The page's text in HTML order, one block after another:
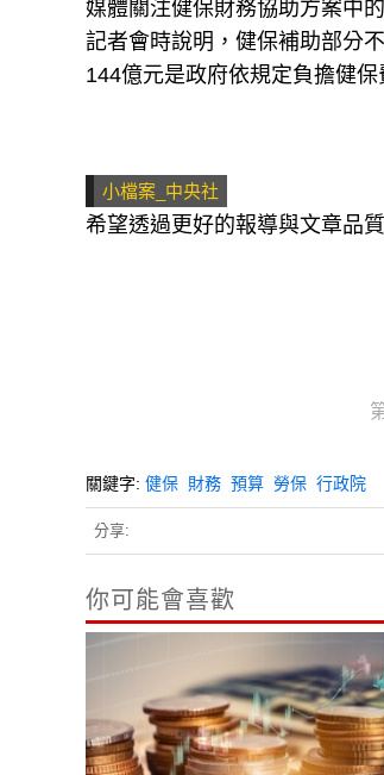
媒體關注健保財務協助方案中
記者會時說明，健保補助部分
144億元是政府依規定負擔健保
小檔案_中央社
希望透過更好的報導與文章品
關鍵字: 健保 財務 預算 勞保 行政院
分享:
你可能會喜歡